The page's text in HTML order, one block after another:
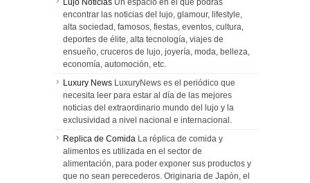
Lujo Noticias Un espacio en el que podrás
encontrar las noticias del lujo, glamour, lifestyle,
alta sociedad, famosos, fiestas, eventos, cultura,
deportes de élite, alta tecnología, viajes de
ensueño, cruceros de lujo, joyería, moda, belleza,
economía, automoción, etc.
Luxury News LuxuryNews es el periódico que
necesita leer para estar al día de las mejores
noticias del extraordinario mundo del lujo y la
exclusividad a nivel nacional e internacional.
Replica de Comida La réplica de comida y
alimentos es utilizada en el sector de
alimentación, para poder exponer sus productos y
que no sean perecederos. Originaria de Japón, el